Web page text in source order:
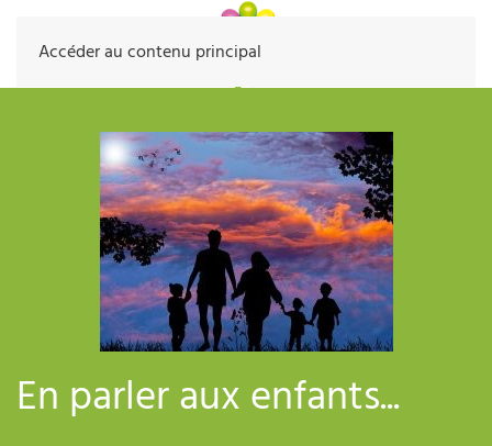
Accéder au contenu principal
En parler aux enfants...